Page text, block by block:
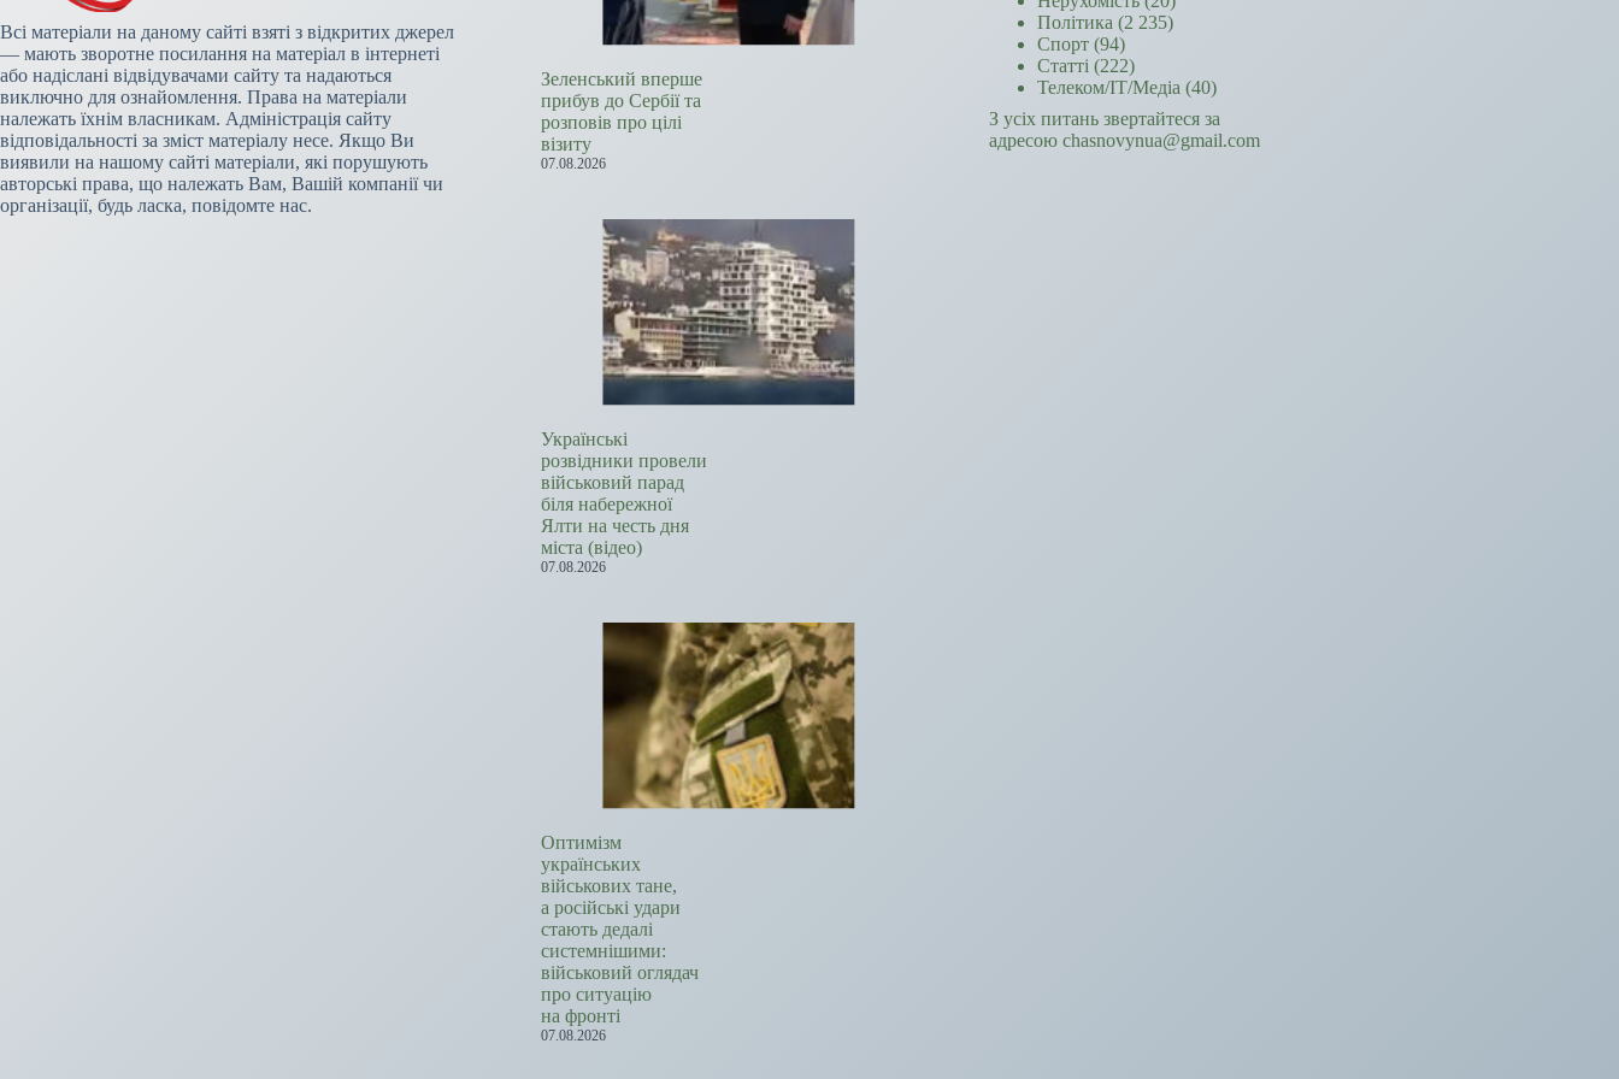
Всі матеріали на даному сайті взяті з відкритих джерел
— мають зворотне посилання на матеріал в інтернеті
або надіслані відвідувачами сайту та надаються
виключно для ознайомлення. Права на матеріали
належать їхнім власникам. Адміністрація сайту
відповідальності за зміст матеріалу несе. Якщо Ви
виявили на нашому сайті матеріали, які порушують
авторські права, що належать Вам, Вашій компанії чи
організації, будь ласка, повідомте нас.
Зеленський вперше
прибув до Сербії та
розповів про цілі
візиту
07.08.2026
Українські
розвідники провели
військовий парад
біля набережної
Ялти на честь дня
міста (відео)
07.08.2026
Оптимізм
українських
військових тане,
а російські удари
стають дедалі
системнішими:
військовий оглядач
про ситуацію
на фронті
07.08.2026
Політика (2 235)
Спорт (94)
Статті (222)
Телеком/ІТ/Медіа (40)
З усіх питань звертайтеся за
адресою chasnovynua@gmail.com